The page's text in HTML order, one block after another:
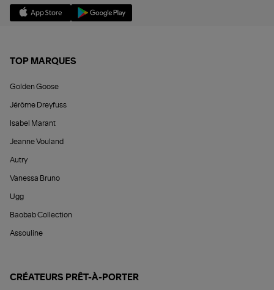
TOP MARQUES
Golden Goose
Jérôme Dreyfuss
Isabel Marant
Jeanne Vouland
Autry
Vanessa Bruno
Ugg
Baobab Collection
Assouline
CRÉATEURS PRÊT-À-PORTER